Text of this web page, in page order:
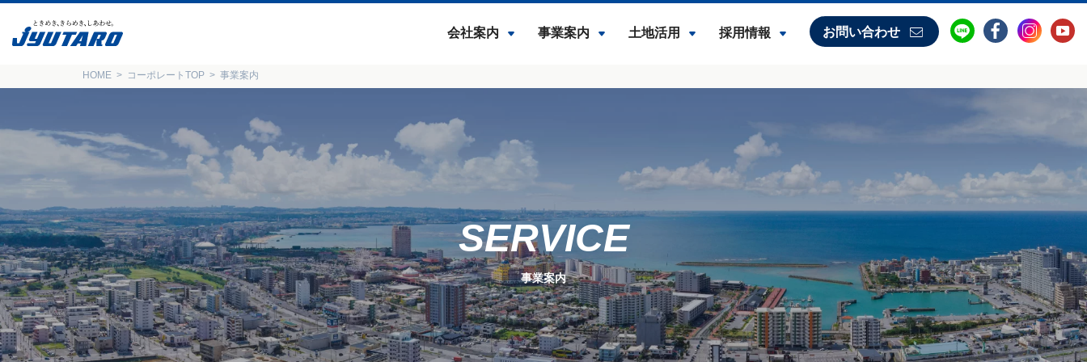
会社案内 事業案内 土地活用 採用情報 お問い合わせ
HOME コーポレートTOP 事業案内
SERVICE
事業案内